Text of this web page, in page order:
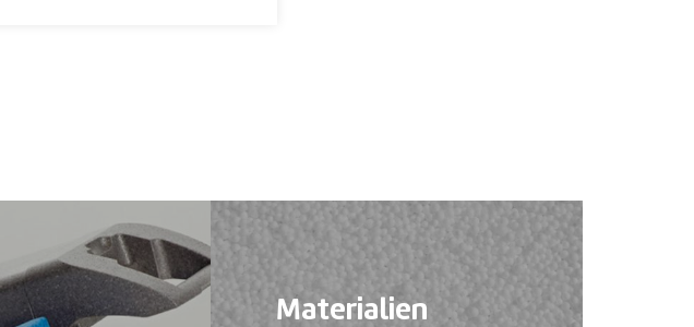
Materialien